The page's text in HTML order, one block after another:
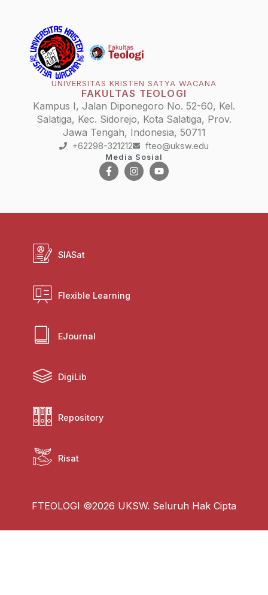
UNIVERSITAS KRISTEN SATYA WACANA
FAKULTAS TEOLOGI
Kampus I, Jalan Diponegoro No. 52-60, Kel.
Salatiga, Kec. Sidorejo, Kota Salatiga, Prov.
Jawa Tengah, Indonesia, 50711
+62298-321212 fteo@uksw.edu
Media Sosial
SIASat
Flexible Learning
EJournal
DigiLib
Repository
Risat
FTEOLOGI ©2026 UKSW. Seluruh Hak Cipta